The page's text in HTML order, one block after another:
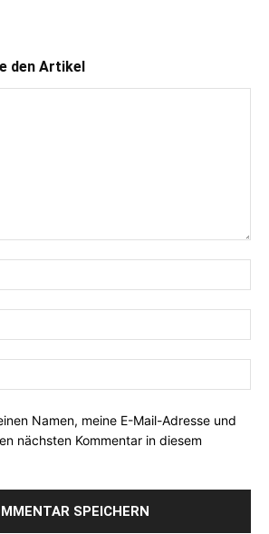
den Artikel
Namen, meine E-Mail-Adresse und
nächsten Kommentar in diesem